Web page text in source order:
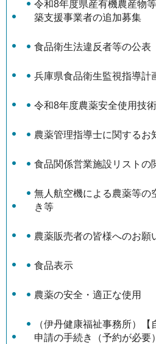
令和8年度県産有機農産物
築支援事業者の追加募集
食品衛生法違反者等の公表
兵庫県食品衛生監視指導計
令和8年度農薬安全使用技
農薬管理指導士に関するお
食品関係営業施設リストの
無人航空機による農薬等の
き等
農薬販売者の皆様へのお願
食品表示
農薬の安全・適正な使用
（伊丹健康福祉事務所）
申請の手続き（予約が必要